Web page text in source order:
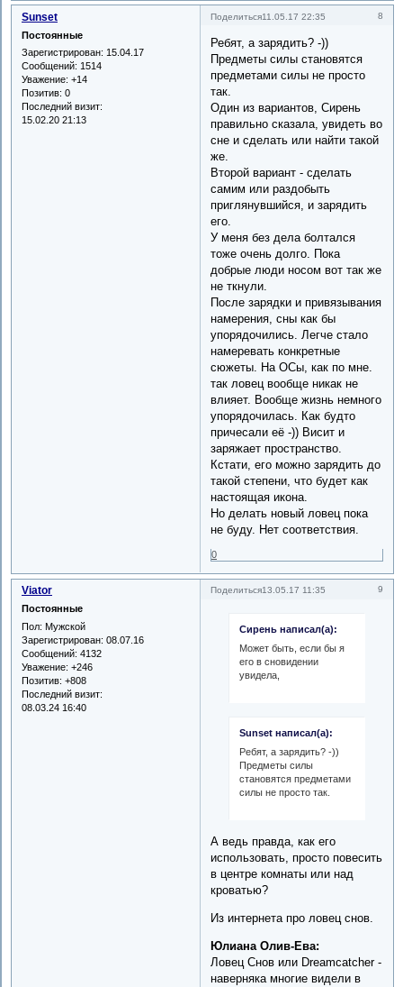
Поделиться 8
11.05.17 22:35
Sunset
Постоянные
Зарегистрирован: 15.04.17
Сообщений: 1514
Уважение: +14
Позитив: 0
Последний визит:
15.02.20 21:13
Ребят, а зарядить? -))
Предметы силы становятся
предметами силы не просто
так.
Один из вариантов, Сирень
правильно сказала, увидеть во
сне и сделать или найти такой
же.
Второй вариант - сделать
самим или раздобыть
приглянувшийся, и зарядить
его.
У меня без дела болтался
тоже очень долго. Пока
добрые люди носом вот так же
не ткнули.
После зарядки и привязывания
намерения, сны как бы
упорядочились. Легче стало
намеревать конкретные
сюжеты. На ОСы, как по мне.
так ловец вообще никак не
влияет. Вообще жизнь немного
упорядочилась. Как будто
причесали её -)) Висит и
заряжает пространство.
Кстати, его можно зарядить до
такой степени, что будет как
настоящая икона.
Но делать новый ловец пока
не буду. Нет соответствия.
0
Поделиться 9
13.05.17 11:35
Viator
Постоянные
Пол: Мужской
Зарегистрирован: 08.07.16
Сообщений: 4132
Уважение: +246
Позитив: +808
Последний визит:
08.03.24 16:40
Сирень написал(а):
Может быть, если бы я
его в сновидении
увидела,
Sunset написал(а):
Ребят, а зарядить? -))
Предметы силы
становятся предметами
силы не просто так.
А ведь правда, как его
использовать, просто повесить
в центре комнаты или над
кроватью?
Из интернета про ловец снов.
Юлиана Олив-Ева:
Ловец Снов или Dreamcatcher -
наверняка многие видели в